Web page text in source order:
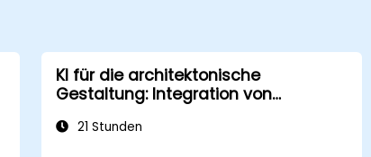
KI für die architektonische
Gestaltung: Integration von
21 Stunden